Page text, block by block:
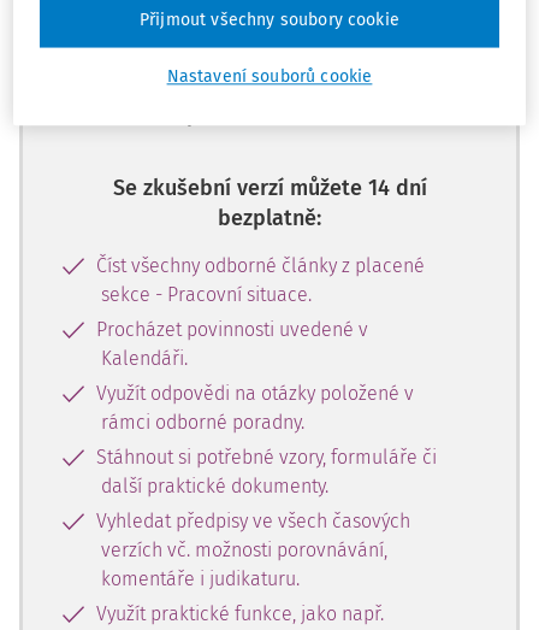
Zaregistrujte se, zadejte telefonní
číslo a získejte
zdarma plný přístup do webové
Se zkušební verzí můžete 14 dní
bezplatně:
Číst všechny odborné články z placené
sekce - Pracovní situace.
Procházet povinnosti uvedené v
Kalendáři.
Využít odpovědi na otázky položené v
rámci odborné poradny.
Stáhnout si potřebné vzory, formuláře či
další praktické dokumenty.
Vyhledat předpisy ve všech časových
verzích vč. možnosti porovnávání,
komentáře i judikaturu.
Využít praktické funkce, jako např.
Nastavení souborů cookie
Přijmout všechny soubory cookie